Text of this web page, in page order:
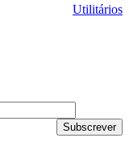
Utilitários